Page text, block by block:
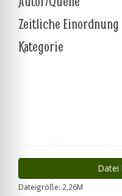
Zeitliche Einordnung
Kategorie
Datei
Dateigröße: 2,26M